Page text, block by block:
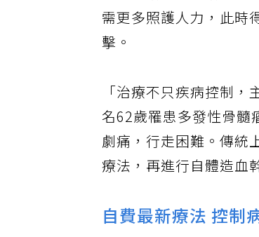
需更多照護人力，此時
擊。
「治療不只疾病控制
名62歲罹患多發性骨髓
劇痛，行走困難。傳統
療法，再進行自體造血
自費最新療法 控制